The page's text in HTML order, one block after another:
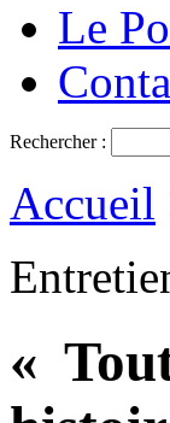
Le
Rechercher :
Accueil
«